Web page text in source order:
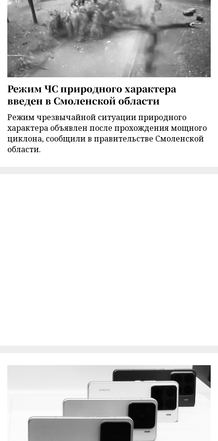
Режим ЧС природного характера
введен в Смоленской области
Режим чрезвычайной ситуации природного
характера объявлен после прохождения мощного
циклона, сообщили в правительстве Смоленской
области.